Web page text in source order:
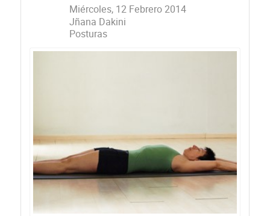
Miércoles, 12 Febrero 2014
Jñana Dakini
Posturas